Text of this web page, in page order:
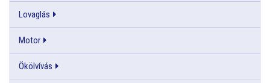
Lovaglás
Motor
Ökölvívás